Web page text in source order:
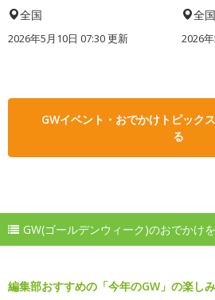
全国
2026年5月10日 07:30 更新
全国
2026
GWイベント・おでかけトピック
る
GW(ゴールデンウィーク)のおでかけ
編集部おすすめの「今年のGW」の楽し